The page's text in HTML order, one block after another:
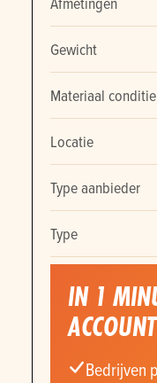
Gewicht
Materiaal conditie
Locatie
Type aanbieder
Type
IN 1
Bedrijven